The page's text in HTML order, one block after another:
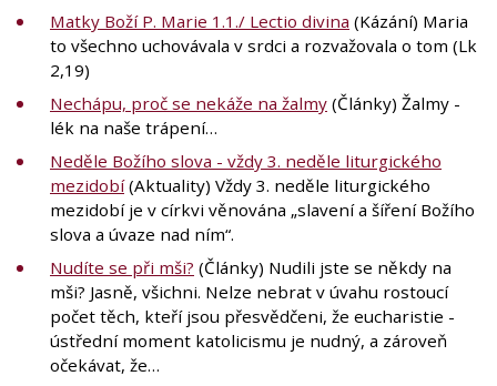
Matky Boží P. Marie 1.1./ Lectio divina (Kázání) Maria
to všechno uchovávala v srdci a rozvažovala o tom (Lk
2,19)
Nechápu, proč se nekáže na žalmy (Články) Žalmy -
lék na naše trápení…
Neděle Božího slova - vždy 3. neděle liturgického
mezidobí(Aktuality) Vždy 3. neděle liturgického
mezidobí je v církvi věnována „slavení a šíření Božího
slova a úvaze nad ním“.
Nudíte se při mši? (Články) Nudili jste se někdy na
mši? Jasně, všichni. Nelze nebrat v úvahu rostoucí
počet těch, kteří jsou přesvědčeni, že eucharistie -
ústřední moment katolicismu je nudný, a zároveň
očekávat, že…